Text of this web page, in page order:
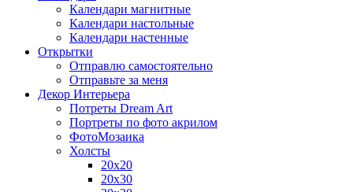
Календари магнитные
Календари настольные
Календари настенные
Открытки
Отправлю самостоятельно
Отправьте за меня
Декор Интерьера
Потреты Dream Art
Портреты по фото акрилом
ФотоМозаика
Холсты
20х20
20х30